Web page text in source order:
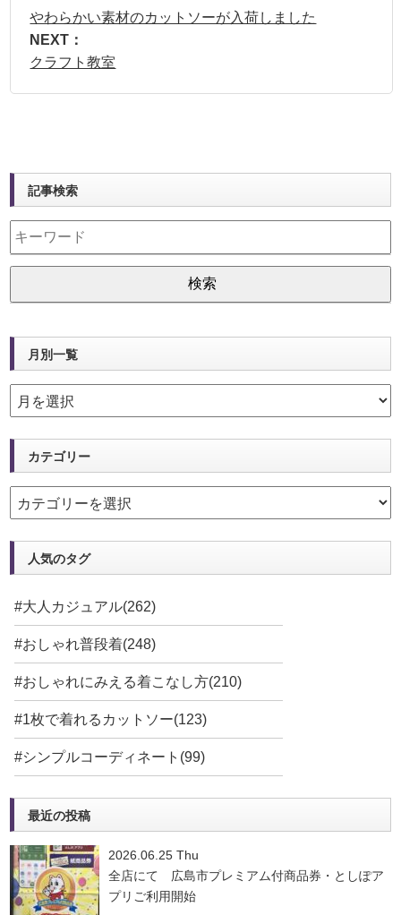
やわらかい素材のカットソーが入荷しました
NEXT：
クラフト教室
記事検索
月別一覧
カテゴリー
人気のタグ
#大人カジュアル(262)
#おしゃれ普段着(248)
#おしゃれにみえる着こなし方(210)
#1枚で着れるカットソー(123)
#シンプルコーディネート(99)
最近の投稿
2026.06.25 Thu
全店にて 広島市プレミアム付商品券・としぽア
プリご利用開始